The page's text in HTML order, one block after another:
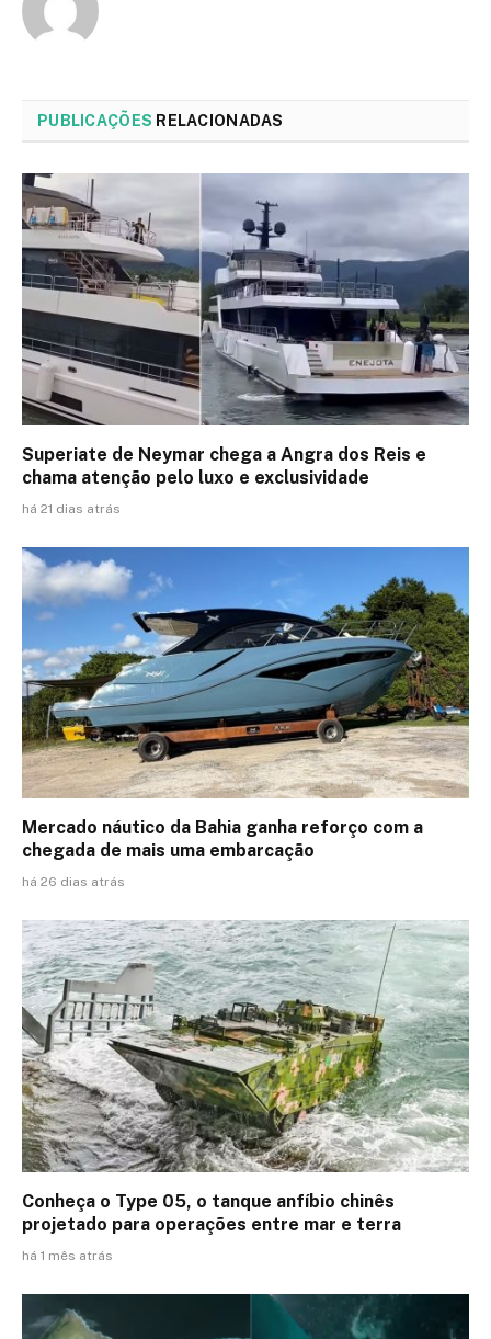
PUBLICAÇÕES RELACIONADAS
Superiate de Neymar chega a Angra dos Reis e
chama atenção pelo luxo e exclusividade
há 21 dias atrás
Mercado náutico da Bahia ganha reforço com a
chegada de mais uma embarcação
há 26 dias atrás
Conheça o Type 05, o tanque anfíbio chinês
projetado para operações entre mar e terra
há 1 mês atrás